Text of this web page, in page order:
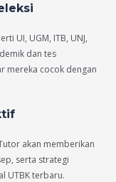
UI, UGM, ITB, UNJ,
dan tes
mereka cocok dengan
akan memberikan
serta strategi
UTBK terbaru.